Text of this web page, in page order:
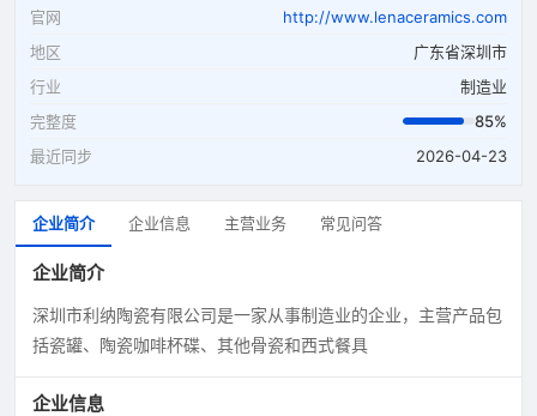
官网
http://www.lenaceramics.com
地区
广东省深圳市
行业
制造业
完整度
85%
最近同步
2026-04-23
企业简介 企业信息 主营业务 常见问答
企业简介
深圳市利纳陶瓷有限公司是一家从事制造业的企业，主营产品包
括瓷罐、陶瓷咖啡杯碟、其他骨瓷和西式餐具
企业信息